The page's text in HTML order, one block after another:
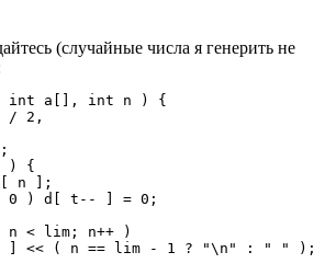
(случайные числа я генерить не
int a[], int n ) {
/ 2,
) {
n ];
0 ) d[ t-- ] = 0;
n < lim; n++ )
] << ( n == lim - 1 ? "\n" : " " );